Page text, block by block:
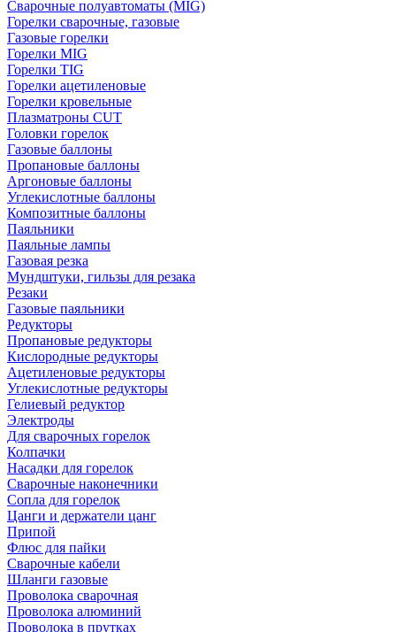
Сварочные полуавтоматы (MIG)
Горелки сварочные, газовые
Газовые горелки
Горелки MIG
Горелки TIG
Горелки ацетиленовые
Горелки кровельные
Плазматроны CUT
Головки горелок
Газовые баллоны
Пропановые баллоны
Аргоновые баллоны
Углекислотные баллоны
Композитные баллоны
Паяльники
Паяльные лампы
Газовая резка
Мундштуки, гильзы для резака
Резаки
Газовые паяльники
Редукторы
Пропановые редукторы
Кислородные редукторы
Ацетиленовые редукторы
Углекислотные редукторы
Гелиевый редуктор
Электроды
Для сварочных горелок
Колпачки
Насадки для горелок
Сварочные наконечники
Сопла для горелок
Цанги и держатели цанг
Припой
Флюс для пайки
Сварочные кабели
Шланги газовые
Проволока сварочная
Проволока алюминий
Проволока в прутках